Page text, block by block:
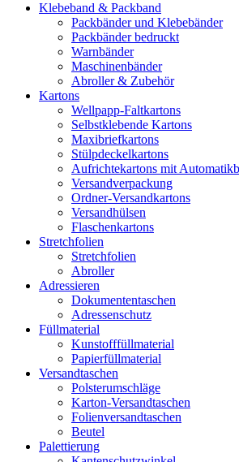
Klebeband & Packband
Packbänder und Klebebänder
Packbänder bedruckt
Warnbänder
Maschinenbänder
Abroller & Zubehör
Kartons
Wellpapp-Faltkartons
Selbstklebende Kartons
Maxibriefkartons
Stülpdeckelkartons
Aufrichtekartons mit
Versandverpackung
Ordner-Versandkartons
Versandhülsen
Flaschenkartons
Stretchfolien
Stretchfolien
Abroller
Adressieren
Dokumententaschen
Adressenschutz
Füllmaterial
Kunstofffüllmaterial
Papierfüllmaterial
Versandtaschen
Polsterumschläge
Karton-Versandtaschen
Folienversandtaschen
Beutel
Palettierung